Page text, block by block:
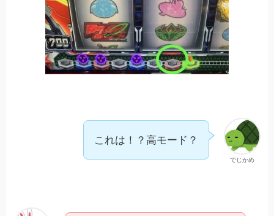
でじかめ
これは！？高モード？